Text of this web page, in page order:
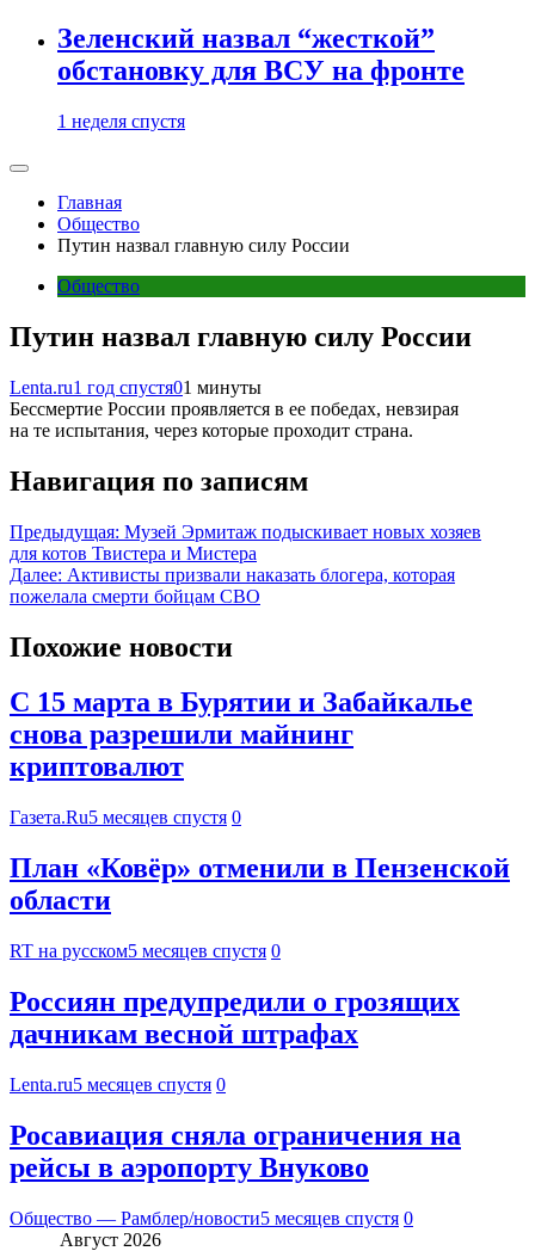
Зеленский назвал “жесткой”
обстановку для ВСУ на фронте
1 неделя спустя
Главная
Общество
Путин назвал главную силу России
Общество
Путин назвал главную силу России
Lenta.ru1 год спустя01 минуты
Бессмертие России проявляется в ее победах, невзирая
на те испытания, через которые проходит страна.
Навигация по записям
Предыдущая: Музей Эрмитаж подыскивает новых хозяев
для котов Твистера и Мистера
Далее: Активисты призвали наказать блогера, которая
пожелала смерти бойцам СВО
Похожие новости
С 15 марта в Бурятии и Забайкалье
снова разрешили майнинг
криптовалют
Газета.Ru5 месяцев спустя 0
План «Ковёр» отменили в Пензенской
области
RT на русском5 месяцев спустя 0
Россиян предупредили о грозящих
дачникам весной штрафах
Lenta.ru5 месяцев спустя 0
Росавиация сняла ограничения на
рейсы в аэропорту Внуково
Общество — Рамблер/новости5 месяцев спустя 0
Август 2026